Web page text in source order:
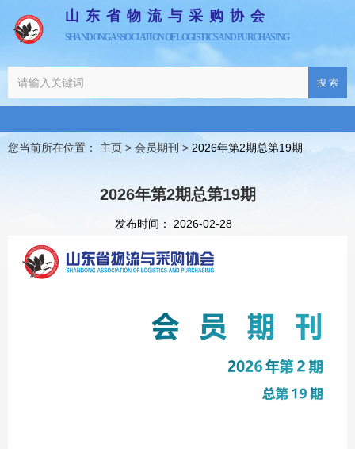
山东省物流与采购协会
SHANDONG ASSOCIATION OF LOGISTICS AND PURCHASING
搜 索
您当前所在位置： 主页 > 会员期刊 > 2026年第2期总第19期
2026年第2期总第19期
发布时间： 2026-02-28